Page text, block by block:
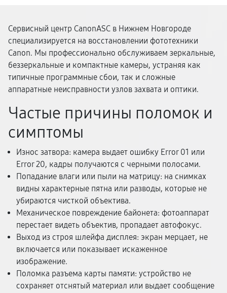
Сервисный центр CanonASC в Нижнем Новгороде
специализируется на восстановлении фототехники
Canon. Мы профессионально обслуживаем зеркальные,
беззеркальные и компактные камеры, устраняя как
типичные программные сбои, так и сложные
аппаратные неисправности узлов захвата и оптики.
Частые причины поломок и
симптомы
Износ затвора: камера выдает ошибку Error 01 или
Error 20, кадры получаются с черными полосами.
Попадание влаги или пыли на матрицу: на снимках
видны характерные пятна или разводы, которые не
убираются чисткой объектива.
Механическое повреждение байонета: фотоаппарат
перестает видеть объектив, пропадает автофокус.
Выход из строя шлейфа дисплея: экран мерцает, не
включается или показывает искаженное
изображение.
Поломка разъема карты памяти: устройство не
сохраняет отснятый материал или выдает сообщение